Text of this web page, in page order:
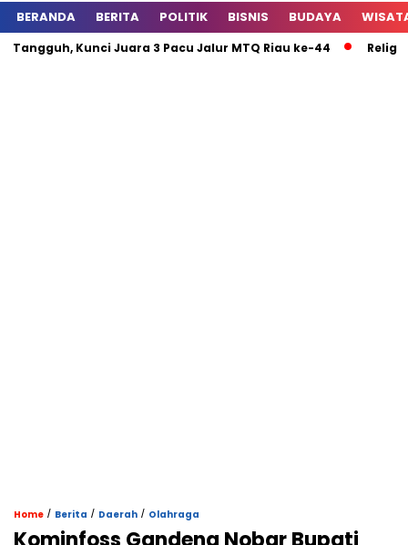
BERANDA BERITA POLITIK BISNIS BUDAYA
Kunci Juara 3 Pacu Jalur MTQ Riau ke-44 Religius
Home / Berita / Daerah / Olahraga